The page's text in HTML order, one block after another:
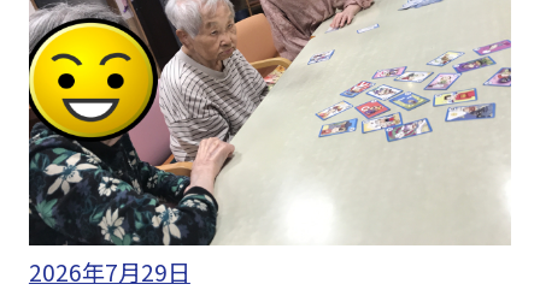
2026年7月29日